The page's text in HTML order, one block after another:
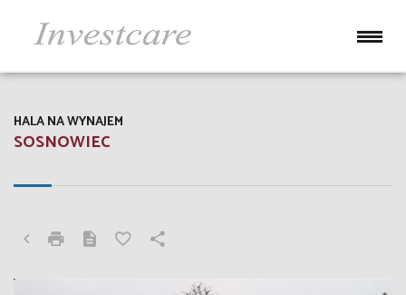
SOSNOWIEC
HALA NA WYNAJEM